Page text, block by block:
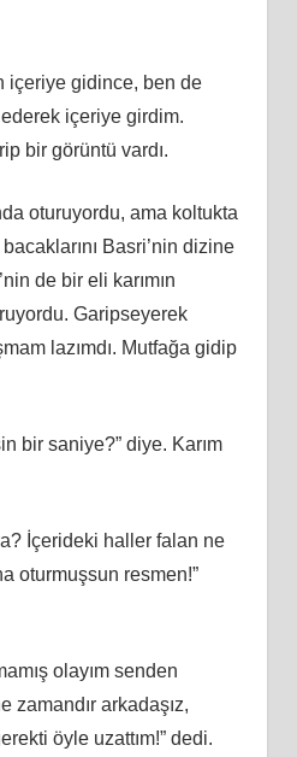
içeriye gidince, ben de
içeriye girdim.
bir görüntü vardı.
oturuyordu, ama koltukta
Basri’nin dizine
de bir eli karımın
Garipseyerek
lazımdı. Mutfağa gidip
bir saniye?” diye. Karım
İçerideki haller falan ne
oturmuşsun resmen!”
olayım senden
zamandır arkadaşız,
öyle uzattım!” dedi.